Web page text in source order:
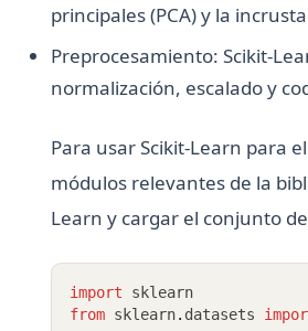
principales (PCA) y la
Preprocesamiento: Scikit-
normalización, escalado y
Para usar Scikit-Learn para
módulos relevantes de la
Learn y cargar el conjunto
import sklearn
from sklearn. datasets